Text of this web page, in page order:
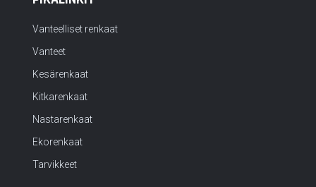
Vanteelliset renkaat
Vanteet
Kesärenkaat
Kitkarenkaat
Nastarenkaat
Ekorenkaat
Tarvikkeet